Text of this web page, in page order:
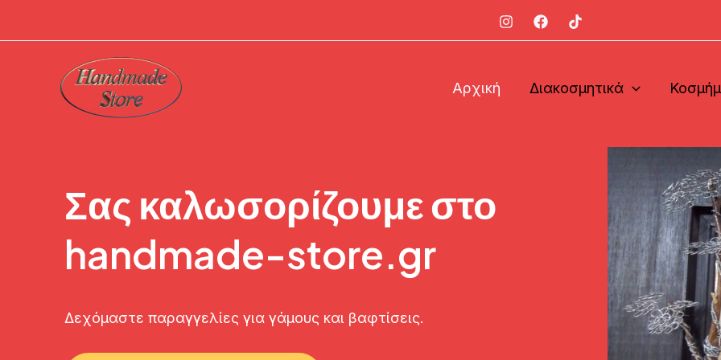
περιεχόμενο
Αρχική
Διακοσμητικά
Σας καλωσορίζουμε στο
handmade-store.gr
Δεχόμαστε παραγγελίες για γάμους και βαφτίσεις.